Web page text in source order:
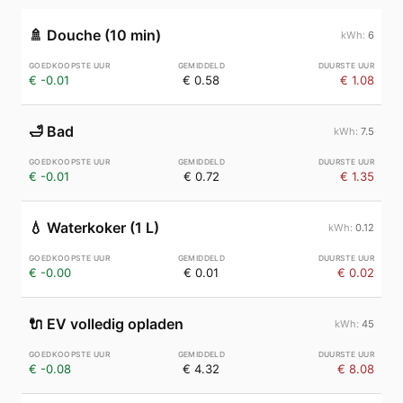
🚿 Douche (10 min) 6
€ -0.01 € 0.58 € 1.08
🛁 Bad 7.5
€ -0.01 € 0.72 € 1.35
💧 Waterkoker (1 L) 0.12
€ -0.00 € 0.01 € 0.02
🔌 EV volledig opladen 45
€ -0.08 € 4.32 € 8.08